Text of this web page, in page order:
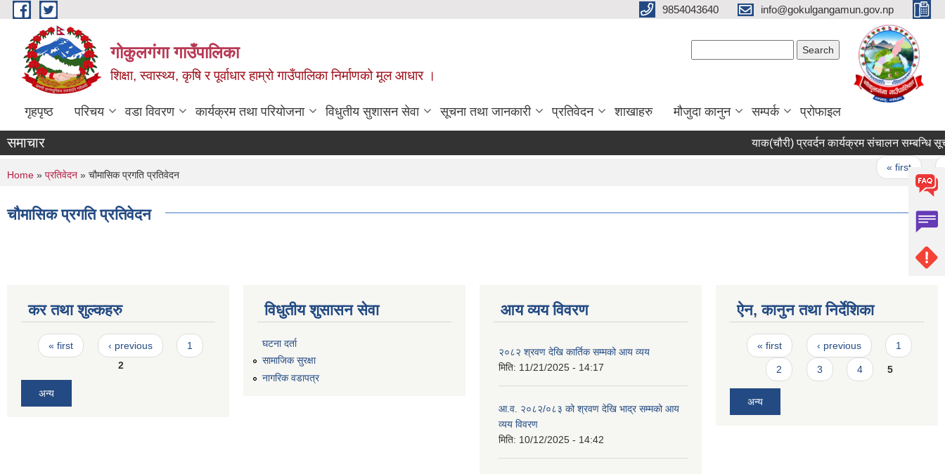
Skip to main content 9854043640 info@gokulgangamun.gov.np
गोकुलगंगा गाउँपालिका
शिक्षा, स्वास्थ्य, कृषि र पूर्वाधार हाम्रो गाउँपालिका निर्माणको मूल आधार ।
गृहपृष्ठ परिचय वडा विवरण कार्यक्रम तथा परियोजना विधुतीय सुशासन सेवा सूचना तथा जानकारी प्रतिवेदन शाखाहरु मौजुदा कानुन सम्पर्क प्रोफाइल
समाचार याक(चौरी) प्रवर्दन कार्यक्रम संचालन सम्बन्धि
« first
You are here
Home » प्रतिवेदन » चौमासिक प्रगति प्रतिवेदन
चौमासिक प्रगति प्रतिवेदन
कर तथा शुल्कहरु
Pages
« first ‹ previous
1
2
अन्य
विधुतीय शुसासन सेवा
घटना दर्ता
सामाजिक सुरक्षा
नागरिक वडापत्र
आय व्यय विवरण
२०८२ श्रवण देखि कार्तिक सम्मको आय व्यय
मिति: 11/21/2025 - 14:17
आ.व. २०८२/०८३ को श्रवण देखि भाद्र सम्मको आय
व्यय विवरण
मिति: 10/12/2025 - 14:42
ऐन, कानुन तथा निर्देशिका
Pages
« first ‹ previous 1
2 3 4 5
अन्य